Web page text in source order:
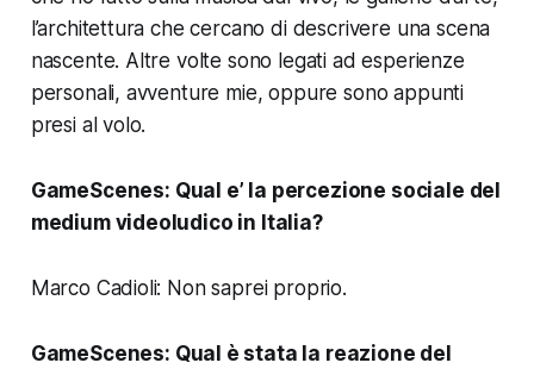
l’architettura che cercano di descrivere una scena
nascente. Altre volte sono legati ad esperienze
personali, avventure mie, oppure sono appunti
presi al volo.
GameScenes: Qual e’ la percezione sociale del
medium videoludico in Italia?
Marco Cadioli: Non saprei proprio.
GameScenes: Qual è stata la reazione del